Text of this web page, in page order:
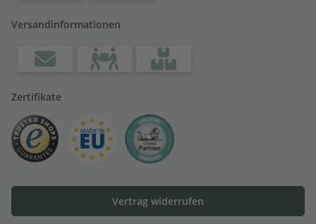
Versandinformationen
Zertifikate
Vertrag widerrufen